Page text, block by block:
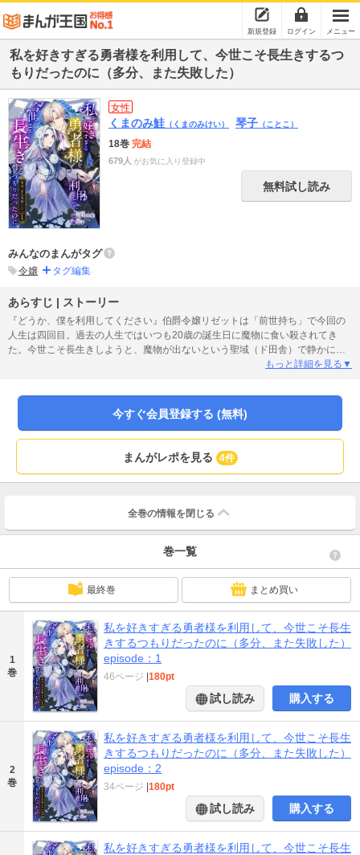
新規登録 ログイン メニュー
私を好きすぎる勇者様を利用して、今世こそ長生きするつ
もりだったのに（多分、また失敗した）
女性
くまのみ鮭 （くまのみけい） 琴子 （ことこ）
18巻 完結
679人 がお気に入り登録中
無料試し読み
みんなのまんがタグ
令嬢 タグ編集
あらすじ | ストーリー
『どうか、僕を利用してください』伯爵令嬢リゼットは「前世持ち」で今回の
人生は四回目。過去の人生ではいつも20歳の誕生日に魔物に食い殺されてき
た。今世こそ長生きしようと、魔物が出ないという聖域（ド田舎）で静かに暮
らすことにしたリゼットだったがある日、幼少期に救った貴族令息のラルフと
は、彼の提案を受け入れる。「命に代えても必ず、僕がリゼット様を守りま
す」ラルフの重すぎる愛情に戸惑いながらも、繰り返される自身の死の真相に
を越せるのか？死にたくないヒロインと、とにかく愛が重いヤンデレ勇者のシ
リアスラブコメディ、ここに開幕！
もっと詳細を見る▼
今すぐ会員登録する (無料)
まんがレポを見る 4件
全巻の情報を 閉じる
巻一覧
最終巻 まとめ買い
1
巻
私を好きすぎる勇者様を利用して、今世こそ長生
きするつもりだったのに（多分、また失敗した）
episode：1
46ページ |180pt
試し読み 購入する
2
巻
私を好きすぎる勇者様を利用して、今世こそ長生
きするつもりだったのに（多分、また失敗した）
episode：2
34ページ |180pt
試し読み 購入する
私を好きすぎる勇者様を利用して、今世こそ長生